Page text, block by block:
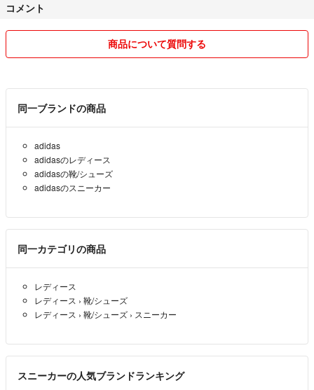
ピンク 人気 ユニセックス 花見 新生活
ドッグラン デート キャンプ アウトレットモール
推し活 朝活 ジョギング カフェ 散歩 K-POP
23.5 ①
・恐れ入りますが、お取り置き・専用での出品は承っておりません。
規約に則り、先にご購入手続きをされた方を
優先とさせていただいております。
・海外輸入品につきまして
海外製品の特性上、日本製と比べて
縫製のゆるさや細かなほつれ、
小さな傷・凹み、外箱の擦れや汚れ、
その点を踏まえ、価格を抑えて出品しておりますので、
ご理解いただけますと幸いです。
📮 梱包・発送について
・簡易包装を基本とし、
できるだけコンパクトな形で発送いたします。
🔁 返品・返金について
コメント
商品について質問する
同一ブランドの商品
adidas
adidasのレディース
adidasの靴/シューズ
adidasのスニーカー
同一カテゴリの商品
レディース
レディース › 靴/シューズ
レディース › 靴/シューズ › スニーカー
スニーカーの人気ブランドランキング